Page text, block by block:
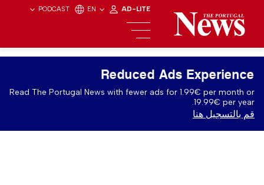
PODCAST EN AD-LITE
Reduced Ads Experience
Read The Portugal News with fewer ads for 1.99€ per month or
19.99€ per year.
قم بالتسجيل هنا